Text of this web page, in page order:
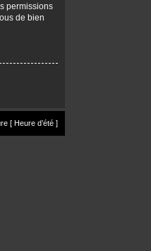
permissions
de bien
[ Heure d’été ]